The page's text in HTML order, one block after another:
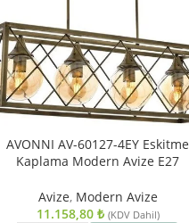
AVONNI AV-60127-4EY Eskitme
Kaplama Modern Avize E27
Avize, Modern Avize
11.158,80 ₺ (KDV Dahil)